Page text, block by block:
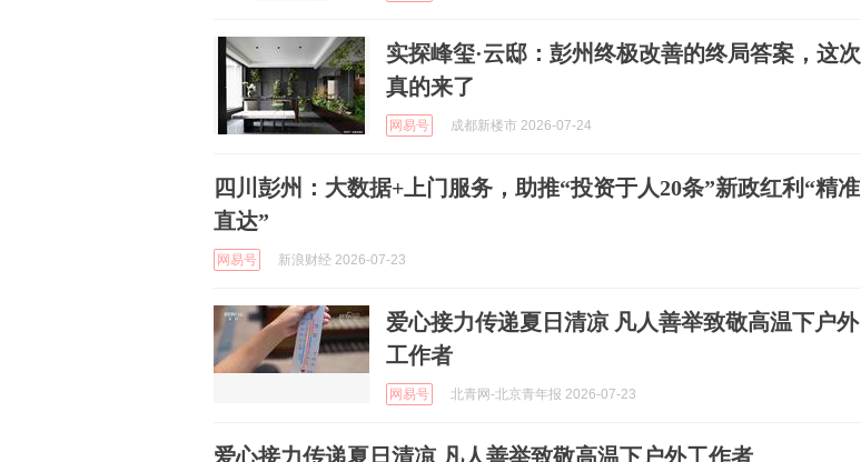
实探峰玺·云邸：彭州终极改善的终局答案，这次
真的来了
网易号 成都新楼市 2026-07-24
四川彭州：大数据+上门服务，助推“投资于人20条”新政红利“精准
直达”
网易号 新浪财经 2026-07-23
爱心接力传递夏日清凉‌ 凡人善举致敬高温下户外
工作者
网易号 北青网-北京青年报 2026-07-23
爱心接力传递夏日清凉 凡人善举致敬高温下户外工作者